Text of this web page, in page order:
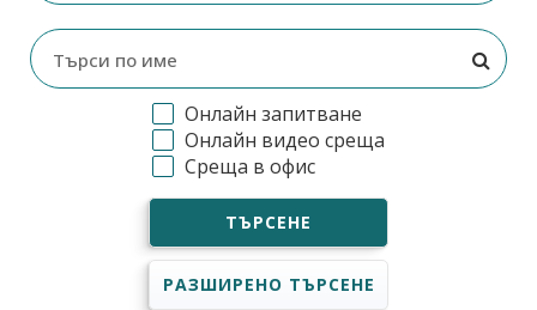
Онлайн запитване
Онлайн видео среща
Среща в офис
ТЪРСЕНЕ
РАЗШИРЕНО ТЪРСЕНЕ